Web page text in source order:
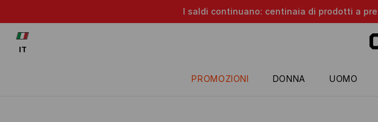
I saldi continuano: centinaia di prodotti a
PROMOZIONI DONNA UOMO
IT